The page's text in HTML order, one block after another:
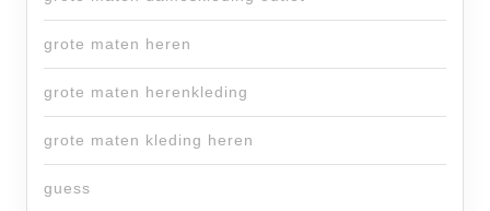
grote maten heren
grote maten herenkleding
grote maten kleding heren
guess